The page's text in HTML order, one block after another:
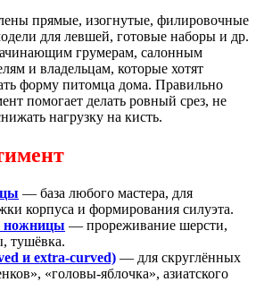
прямые, изогнутые, филировочные
для левшей, готовые наборы и др.
грумерам, салонным
и владельцам, которые хотят
форму питомца дома. Правильно
помогает делать ровный срез, не
нагрузку на кисть.
— база любого мастера, для
корпуса и формирования силуэта.
ножницы — прореживание шерсти,
тушёвка.
и extra-curved) — для скруглённых
«головы-яблочка», азиатского